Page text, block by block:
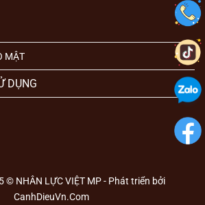
MẬT
DỤNG
© NHÂN LỰC VIỆT MP - Phát triển bởi
CanhDieuVn.Com